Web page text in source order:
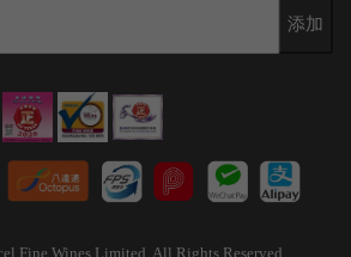
添加
Fine Wines Limited. All Rights Reserved.